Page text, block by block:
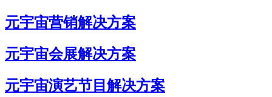
元宇宙营销解决方案
元宇宙会展解决方案
元宇宙演艺节目解决方案